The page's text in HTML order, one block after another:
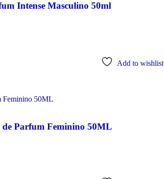
Intense Masculino 50ml
Add to wishlist
Parfum Feminino 50ML